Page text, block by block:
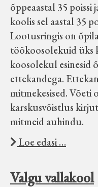
õppeaastal 35
koolis sel aastal 35
Lootusringis on
töökoosolekuid üks
koosolekul esinesid
ettekandega.
mitmekesised. Võeti
karskusvõistlus
mitmeid auhindu.
Loe edasi …
Valgu vallakool